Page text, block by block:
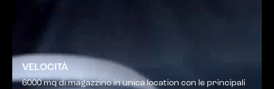
VELOCITÀ
6000 mq di magazzino in unica location con le principali